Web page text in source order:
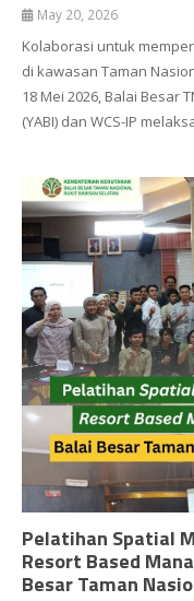
May 20, 2026
Kolaborasi untuk
di kawasan Taman
18 Mei 2026, Balai Besar
(YABI) dan WCS-IP
Pelatihan Spatial
Resort Based
Besar Taman